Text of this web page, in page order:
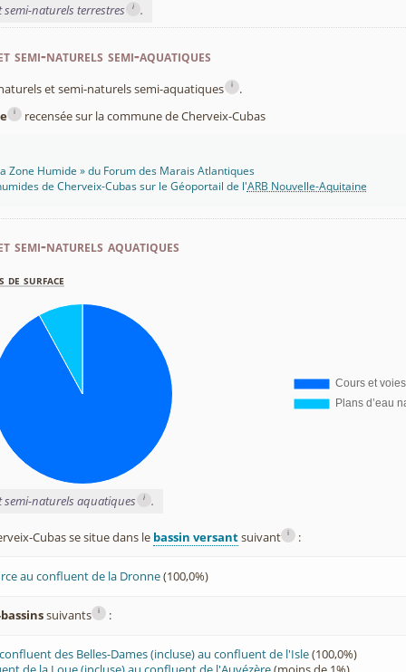
semi-naturels terrestres i .
naturels semi-aquatiques
et semi-naturels semi-aquatiques i
.
i recensée sur la commune de Cherveix-Cubas
Zone Humide » du Forum des Marais Atlantiques
de Cherveix-Cubas sur le Géoportail de l'ARB Nouvelle-Aquitaine
semi-naturels aquatiques
de surface
semi-naturels aquatiques i .
Cubas se situe dans le bassin versantsuivant i :
au confluent de la Dronne(100,0%)
suivants i :
des Belles-Dames (incluse) au confluent de l'Isle(100,0%)